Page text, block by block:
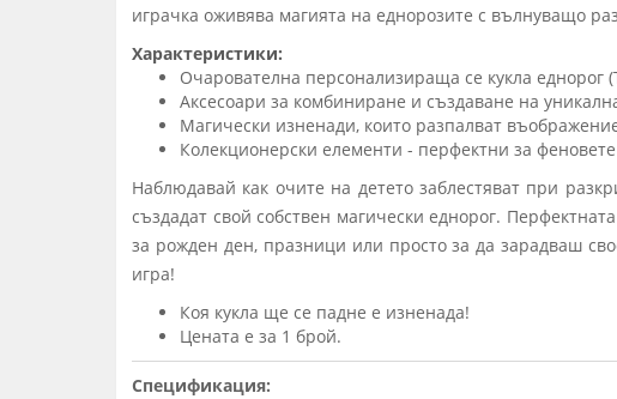
играчка оживява магията на еднорозите с вълнуващо
Характеристики:
Очарователна персонализираща се кукла еднорог
Аксесоари за комбиниране и създаване на
Магически изненади, които разпалват
Колекционерски елементи - перфектни за
Наблюдавай как очите на детето заблестяват при
създадат свой собствен магически еднорог.
за рожден ден, празници или просто за да зарадваш
игра!
Коя кукла ще се падне е изненада!
Цената е за 1 брой.
Спецификация: